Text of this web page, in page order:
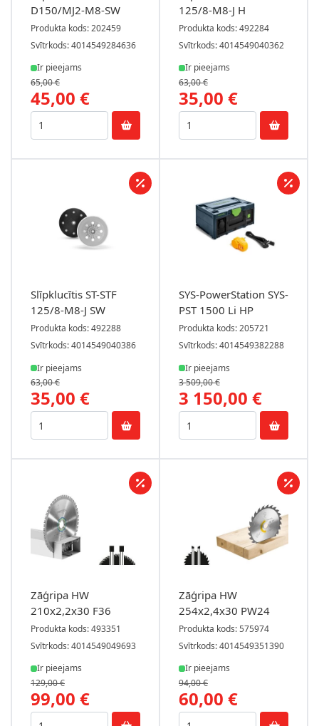
D150/MJ2-M8-SW
Produkta kods: 202459
Svītrkods: 4014549284636
Ir pieejams
45,00 €
65,00 €
125/8-M8-J H
Produkta kods: 492284
Svītrkods: 4014549040362
Ir pieejams
35,00 €
63,00 €
Slīpklucītis ST-STF
125/8-M8-J SW
Produkta kods: 492288
Svītrkods: 4014549040386
Ir pieejams
35,00 €
63,00 €
SYS-PowerStation SYS-
PST 1500 Li HP
Produkta kods: 205721
Svītrkods: 4014549382288
Ir pieejams
3 150,00 €
3 509,00 €
Zāģripa HW
210x2,2x30 F36
Produkta kods: 493351
Svītrkods: 4014549049693
Ir pieejams
99,00 €
129,00 €
Zāģripa HW
254x2,4x30 PW24
Produkta kods: 575974
Svītrkods: 4014549351390
Ir pieejams
60,00 €
94,00 €